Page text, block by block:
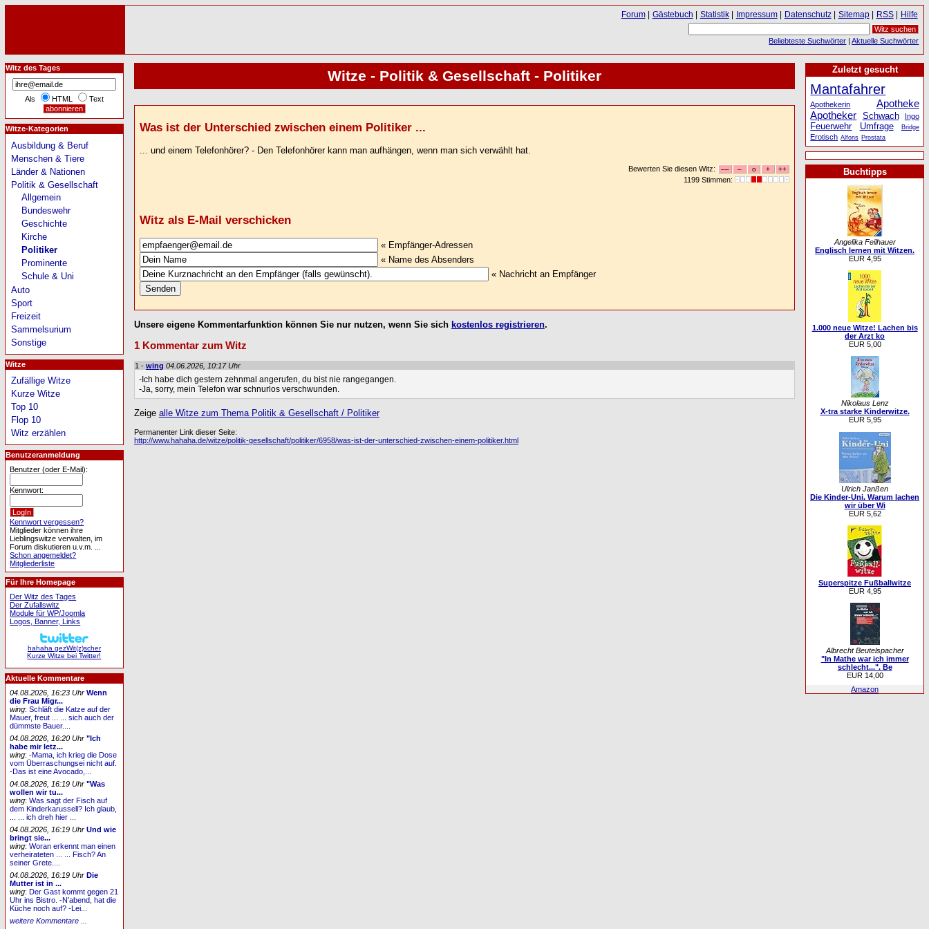
Witze - Politik & Gesellschaft - Politiker
Was ist der Unterschied zwischen einem Politiker ...
... und einem Telefonhörer? - Den Telefonhörer kann man aufhängen, wenn man sich verwählt hat.
Bewerten Sie diesen Witz:
1199 Stimmen:
Witz als E-Mail verschicken
« Empfänger-Adressen
« Name des Absenders
« Nachricht an Empfänger
Unsere eigene Kommentarfunktion können Sie nur nutzen, wenn Sie sich kostenlos registrieren.
1 Kommentar zum Witz
1 - wing 04.06.2026, 10:17 Uhr
-Ich habe dich gestern zehnmal angerufen, du bist nie rangegangen.
-Ja, sorry, mein Telefon war schnurlos verschwunden.
Zeige alle Witze zum Thema Politik & Gesellschaft / Politiker
Permanenter Link dieser Seite:
http://www.hahaha.de/witze/politik-gesellschaft/politiker/6958/was-ist-der-unterschied-zwischen-einem-politiker.html
Witz des Tages
Als HTML Text
Witze-Kategorien
Ausbildung & Beruf
Menschen & Tiere
Länder & Nationen
Politik & Gesellschaft
Allgemein
Bundeswehr
Geschichte
Kirche
Politiker
Prominente
Schule & Uni
Auto
Sport
Freizeit
Sammelsurium
Sonstige
Witze
Zufällige Witze
Kurze Witze
Top 10
Flop 10
Witz erzählen
Benutzeranmeldung
Benutzer (oder E-Mail):
Kennwort:
Kennwort vergessen?
Mitglieder können ihre
Lieblingswitze verwalten, im
Forum diskutieren u.v.m. ...
Schon angemeldet?
Mitgliederliste
Für Ihre Homepage
Der Witz des Tages
Der Zufallswitz
Module für WP/Joomla
Logos, Banner, Links
hahaha gezWit(z)scher
Kurze Witze bei Twitter!
Aktuelle Kommentare
04.08.2026, 16:23 Uhr Wenn
die Frau Migr...
wing:Schläft die Katze auf der
Mauer, freut ... ... sich auch der
dümmste Bauer....
04.08.2026, 16:20 Uhr "Ich
habe mir letz...
wing:-Mama, ich krieg die Dose
vom Überraschungsei nicht auf.
-Das ist eine Avocado,...
04.08.2026, 16:19 Uhr "Was
wollen wir tu...
wing:Was sagt der Fisch auf
dem Kinderkarussell? Ich glaub,
... ... ich dreh hier ...
04.08.2026, 16:19 Uhr Und wie
bringt sie...
wing:Woran erkennt man einen
verheirateten ... ... Fisch? An
seiner Grete....
04.08.2026, 16:19 Uhr Die
Mutter ist in ...
wing:Der Gast kommt gegen 21
Uhr ins Bistro. -N’abend, hat die
Küche noch auf? -Lei...
weitere Kommentare ...
Forum| Gästebuch | Statistik| Impressum| Datenschutz| Sitemap| RSS| Hilfe
Beliebteste Suchwörter |Aktuelle Suchwörter
Zuletzt gesucht
Mantafahrer
Apothekerin
Apotheke
Apotheker Schwach Ingo
Feuerwehr Umfrage Bridge
Erotisch Alfons Prostata
Buchtipps
Angelika Feilhauer
Englisch lernen mit Witzen.
EUR 4,95
1.000 neue Witze! Lachen bis
der Arzt ko
EUR 5,00
Nikolaus Lenz
X-tra starke Kinderwitze.
EUR 5,95
Ulrich Janßen
Die Kinder-Uni. Warum lachen
wir über Wi
EUR 5,62
Superspitze Fußballwitze
EUR 4,95
Albrecht Beutelspacher
"In Mathe war ich immer
schlecht...". Be
EUR 14,00
Amazon